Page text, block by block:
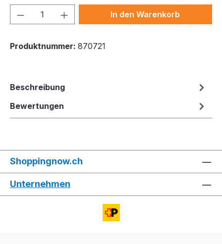
Produkt Anzahl: Gib denIn den Warenkorb
Produktnummer: 870721
Beschreibung
Bewertungen
Shoppingnow.ch
Unternehmen